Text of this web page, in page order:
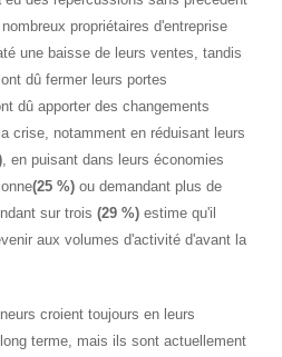
propriétaires d'entreprise
une baisse de leurs ventes, tandis
ont dû fermer leurs portes
dû apporter des changements
crise, notamment en réduisant leurs
, en puisant dans leurs économies
(25 %)ou demandant plus de
sur trois(29 %) estime qu'il
aux volumes d'activité d'avant la
croient toujours en leurs
terme, mais ils sont actuellement